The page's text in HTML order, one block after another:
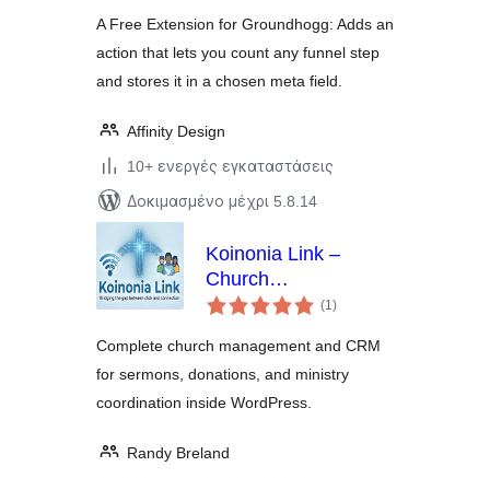
A Free Extension for Groundhogg: Adds an
action that lets you count any funnel step
and stores it in a chosen meta field.
Affinity Design
10+ ενεργές εγκαταστάσεις
Δοκιμασμένο μέχρι 5.8.14
Koinonia Link –
Church
Management, CRM,
(1αξιολογήσεις
σύνολο
)
Complete church management and CRM
for sermons, donations, and ministry
coordination inside WordPress.
Randy Breland